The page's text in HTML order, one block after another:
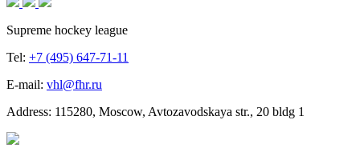
Supreme hockey league
Tel: +7 (495) 647-71-11
E-mail: vhl@fhr.ru
Address: 115280, Moscow, Avtozavodskaya str., 20 bldg 1